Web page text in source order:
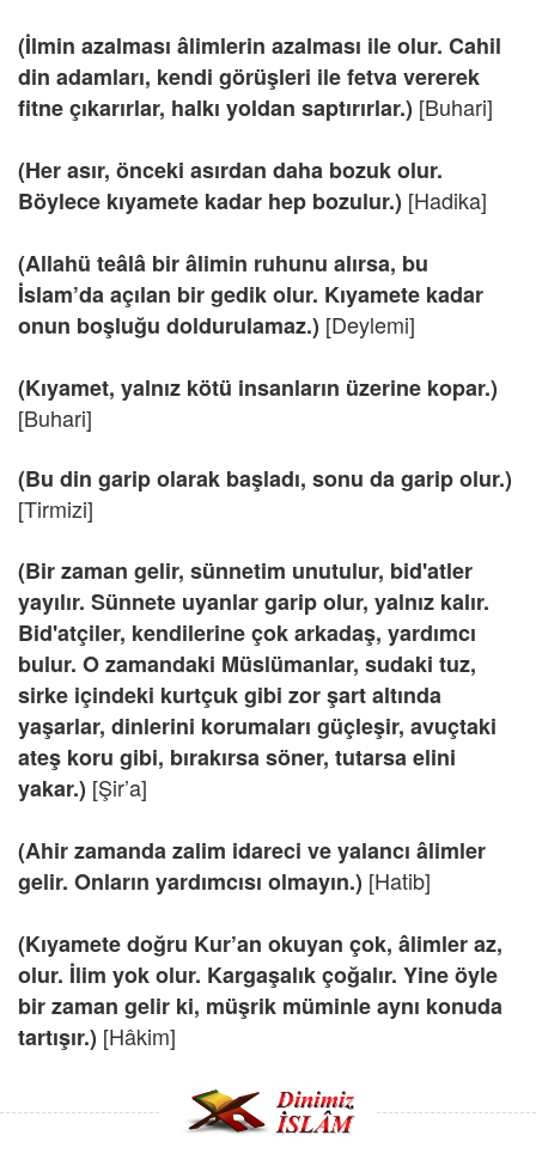
(İlmin azalması âlimlerin azalması ile olur. Cahil
din adamları, kendi görüşleri ile fetva vererek
fitne çıkarırlar, halkı yoldan saptırırlar.) [Buhari]
(Her asır, önceki asırdan daha bozuk olur.
Böylece kıyamete kadar hep bozulur.) [Hadika]
(Allahü teâlâ bir âlimin ruhunu alırsa, bu
İslam’da açılan bir gedik olur. Kıyamete kadar
onun boşluğu doldurulamaz.) [Deylemi]
(Kıyamet, yalnız kötü insanların üzerine kopar.)
[Buhari]
(Bu din garip olarak başladı, sonu da garip olur.)
[Tirmizi]
(Bir zaman gelir, sünnetim unutulur, bid'atler
yayılır. Sünnete uyanlar garip olur, yalnız kalır.
Bid'atçiler, kendilerine çok arkadaş, yardımcı
bulur. O zamandaki Müslümanlar, sudaki tuz,
sirke içindeki kurtçuk gibi zor şart altında
yaşarlar, dinlerini korumaları güçleşir, avuçtaki
ateş koru gibi, bırakırsa söner, tutarsa elini
yakar.) [Şir’a]
(Ahir zamanda zalim idareci ve yalancı âlimler
gelir. Onların yardımcısı olmayın.) [Hatib]
(Kıyamete doğru Kur’an okuyan çok, âlimler az,
olur. İlim yok olur. Kargaşalık çoğalır. Yine öyle
bir zaman gelir ki, müşrik müminle aynı konuda
tartışır.) [Hâkim]